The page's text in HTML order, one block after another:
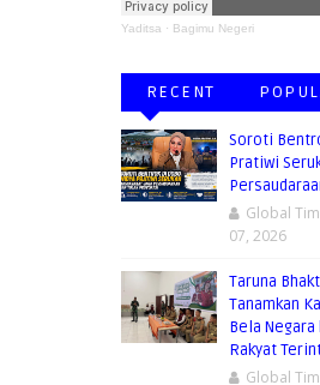
Yaditsa · Bagimu Negeri
RECENT
Soroti
Pratiwi
Global
07, 2026
Taruna
Tanamkan
Bela Negara
Rakyat
Global